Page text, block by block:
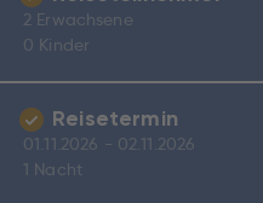
2 Erwachsene
0 Kinder
Reisetermin
01.11.2026 - 02.11.2026
1 Nacht